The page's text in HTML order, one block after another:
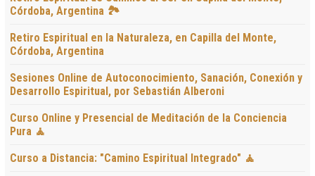
Córdoba, Argentina 🏞️
Retiro Espiritual en la Naturaleza, en Capilla del Monte,
Córdoba, Argentina
Sesiones Online de Autoconocimiento, Sanación, Conexión y
Desarrollo Espiritual, por Sebastián Alberoni
Curso Online y Presencial de Meditación de la Conciencia
Pura 🧘
Curso a Distancia: "Camino Espiritual Integrado" 🧘